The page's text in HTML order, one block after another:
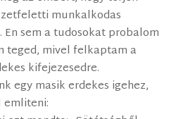
munkalkodas
En sem a tudosokat probalom
teged, mivel felkaptam a
kifejezesedre.
egy masik erdekes igehez,